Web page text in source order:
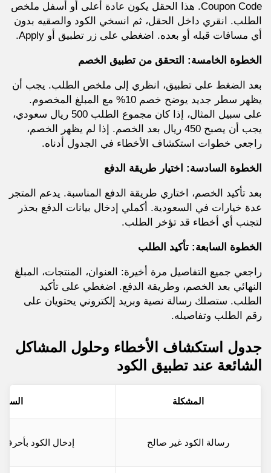
Coupon Code. هذا الحقل يكون عادة أعلى أو أسفل ملخص
الطلب. انقري داخل الحقل، ثم انسخي الكود والصقيه بدون
أي مسافات قبله أو بعده. اضغطي على زر تطبيق أو Apply.
الخطوة الخامسة: التحقق من تطبيق الخصم
بعد الضغط على تطبيق، انظري إلى ملخص الطلب. يجب أن
يظهر سطر جديد يوضح خصم 10% مع المبلغ المخصوم.
على سبيل المثال، إذا كان مجموع الطلب 500 ريال سعودي،
يجب أن يصبح 450 ريال بعد الخصم. إذا لم يظهر الخصم،
راجعي خطوات استكشاف الأخطاء في الجدول أدناه.
الخطوة السادسة: اختيار طريقة الدفع
بعد تأكيد الخصم، اختاري طريقة الدفع المناسبة. يدعم المتجر
عدة خيارات في السعودية. أكملي إدخال بيانات الدفع بحذر
لتجنب أي أخطاء قد تؤخر الطلب.
الخطوة السابعة: تأكيد الطلب
راجعي جميع التفاصيل مرة أخيرة: العنوان، المنتجات، المبلغ
النهائي بعد الخصم، وطريقة الدفع. اضغطي على تأكيد
الطلب. ستصلك رسالة نصية وبريد إلكتروني يحتويان على
رقم الطلب وتفاصيله.
جدول استكشاف الأخطاء وحلول المشاكل
الشائعة عند تطبيق الكود
المشكلة
رسالة الكود غير صالح إدخال الكود